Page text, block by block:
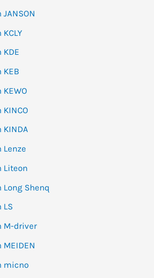
Lenze
Liteon
Shenq
LS
M-driver
micno